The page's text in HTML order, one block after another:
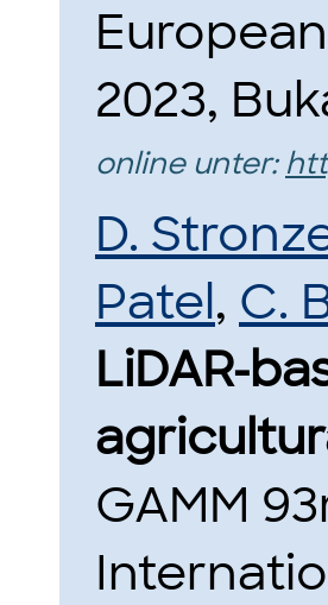
2023,
online unter:
D.
Patel, C.
LiDAR-
GAMM